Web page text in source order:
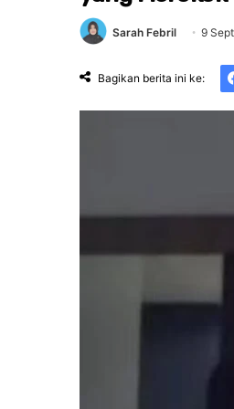
Sarah Febril 9
Bagikan berita ini ke: